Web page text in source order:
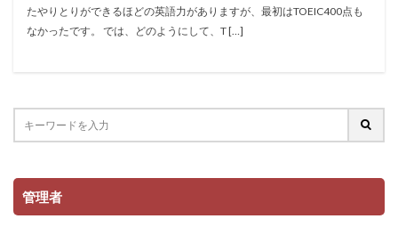
たやりとりができるほどの英語力がありますが、最初はTOEIC400点も
なかったです。 では、どのようにして、T […]
管理者